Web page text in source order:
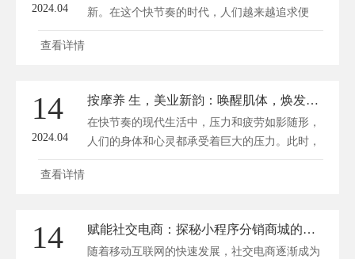
2024.04
新。在这个快节奏的时代，人们越来越追求便
捷...
查看详情
14
2024.04
按摩养 生，美业新韵：唤醒肌体，焕发天然光彩！
在快节奏的现代生活中，压力和疲劳如影随形，
人们的身体和心灵都承受着巨大的压力。此时，
按...
查看详情
14 赋能社交电商：探秘小程序分销商城的流量变现之路
随着移动互联网的快速发展，社交电商逐渐成为